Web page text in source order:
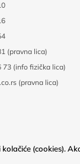
(pravna lica)
73 (info fizička lica)
(pravna lica)
(cookies).